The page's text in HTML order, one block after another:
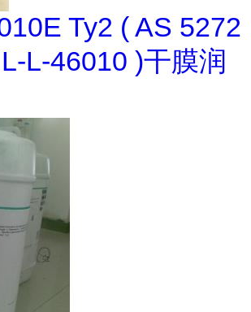
Ty2 ( AS 5272
L-46010 )干膜润